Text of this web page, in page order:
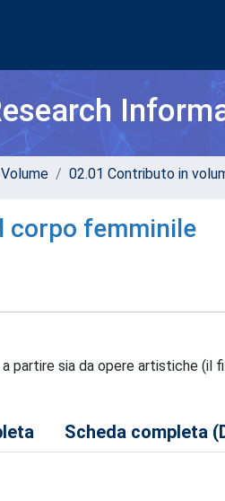
02.01 Contributo in
corpo femminile
partire sia da opere artistiche (il
Scheda completa